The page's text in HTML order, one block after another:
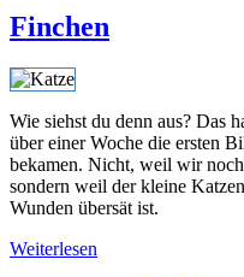
Finchen
Wie siehst du denn aus? Das
über einer Woche die ersten
bekamen. Nicht, weil wir
sondern weil der kleine
Wunden übersät ist.
Weiterlesen